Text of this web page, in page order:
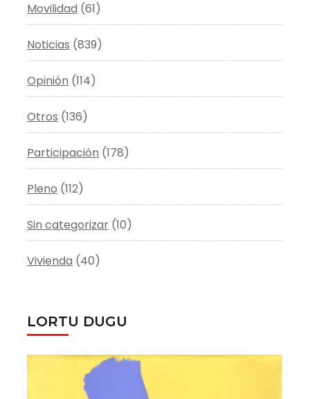
Movilidad (61)
Noticias (839)
Opinión (114)
Otros (136)
Participación (178)
Pleno (112)
Sin categorizar (10)
Vivienda (40)
LORTU DUGU